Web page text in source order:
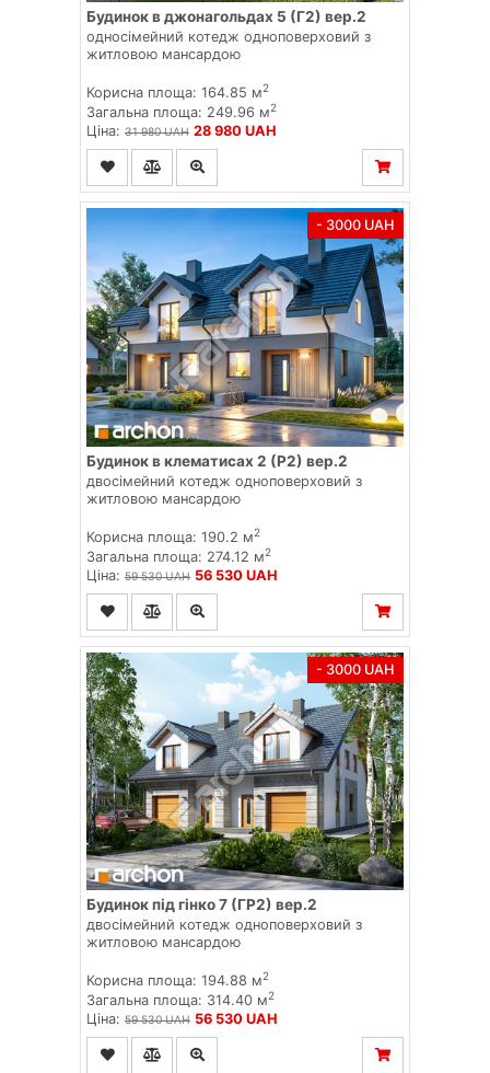
Будинок в джонагольдах 5 (Г2) вер.2
односімейний котедж одноповерховий з
житловою мансардою
Корисна площа: 164.85 м2
Загальна площа: 249.96 м2
Ціна: 31 980 UAH 28 980 UAH
- 3000 UAH
Будинок в клематисах 2 (Р2) вер.2
двосімейний котедж одноповерховий з
житловою мансардою
Корисна площа: 190.2 м2
Загальна площа: 274.12 м2
Ціна: 59 530 UAH 56 530 UAH
- 3000 UAH
Будинок під гінко 7 (ГР2) вер.2
двосімейний котедж одноповерховий з
житловою мансардою
Корисна площа: 194.88 м2
Загальна площа: 314.40 м2
Ціна: 59 530 UAH 56 530 UAH